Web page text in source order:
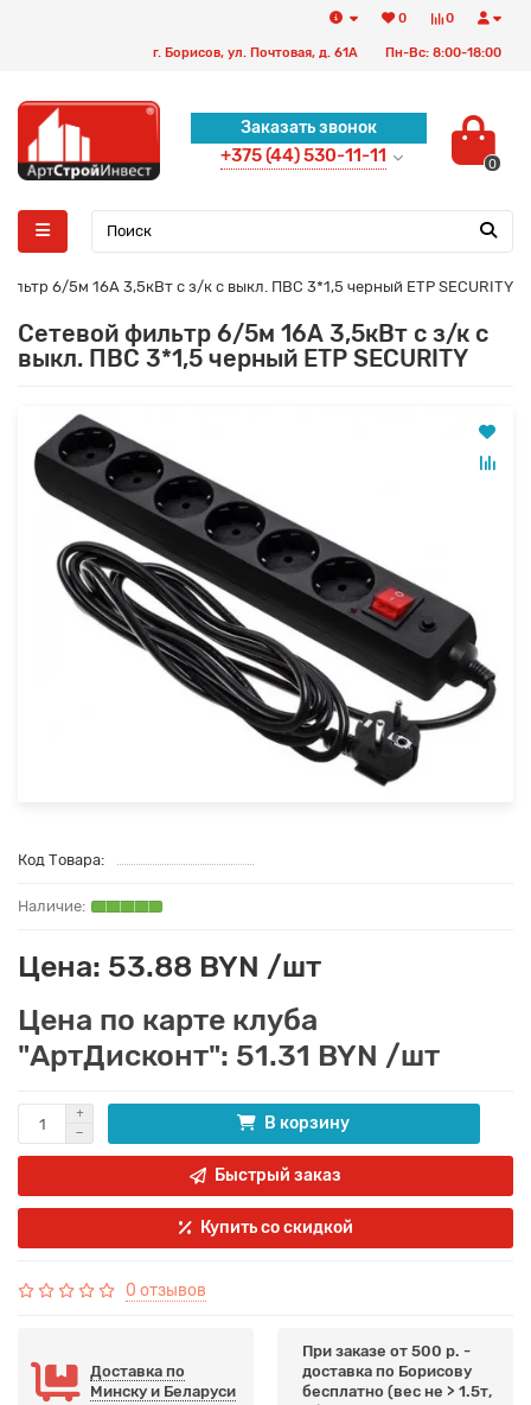
0
0
г. Борисов, ул. Почтовая, д. 61А Пн-Вс: 8:00-18:00
Заказать звонок
+375 (44) 530-11-11 0
6/5м 16А 3,5кВт с з/к с выкл. ПВС 3*1,5 черный ETP SECURITY
Сетевой фильтр 6/5м 16А 3,5кВт с з/к с
выкл. ПВС 3*1,5 черный ETP SECURITY
Код Товара:
Цена: 53.88 BYN /шт
Цена по карте клуба
"АртДисконт": 51.31 BYN /шт
В корзину
Быстрый заказ
Купить со скидкой
0 отзывов
Доставка по
Минску и Беларуси
При заказе от 500 р. -
доставка по Борисову
бесплатно (вес не > 1.5т,